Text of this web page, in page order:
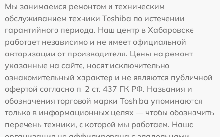
Мы занимаемся ремонтом и техническим
обслуживанием техники Toshiba по истечении
гарантийного периода. Наш центр в Хабаровске
работает независимо и не имеет официальной
авторизации от производителя. Цены на ремонт,
указанные на сайте, носят исключительно
ознакомительный характер и не являются публичной
офертой согласно п. 2 ст. 437 ГК РФ. Названия и
обозначения торговой марки Toshiba упоминаются
только в информационных целях — чтобы обозначить
перечень техники, с которой мы работаем. Наша